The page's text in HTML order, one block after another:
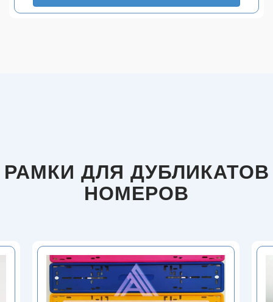
РАМКИ ДЛЯ ДУБЛИКАТОВ
НОМЕРОВ